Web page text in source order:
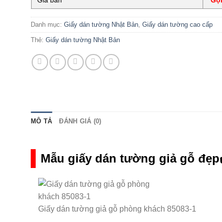
Danh mục: Giấy dán tường Nhật Bản Giấy dán tường cao cấp
Thẻ: Giấy dán tường Nhật Bản
MÔ TẢ ĐÁNH GIÁ (0)
Mẫu giấy dán tường giả gỗ
Giấy dán tường giả gỗ phòng khách 85083-1